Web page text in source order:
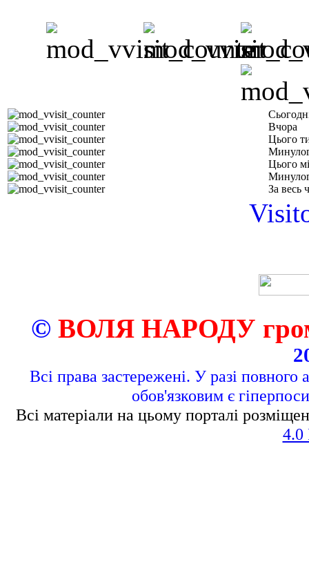
Вчора
Цього
Цього
За весь
© ВОЛЯ НАРОДУ
Всі права застережені. У разі повного
обов'язковим є
Всі матеріали на цьому порталі
4.0